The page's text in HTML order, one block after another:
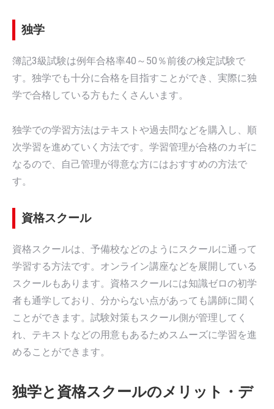
独学
簿記3級試験は例年合格率40～50％前後の検定試験で
す。独学でも十分に合格を目指すことができ、実際に独
学で合格している方もたくさんいます。
独学での学習方法はテキストや過去問などを購入し、順
次学習を進めていく方法です。学習管理が合格のカギに
なるので、自己管理が得意な方にはおすすめの方法で
す。
資格スクール
資格スクールは、予備校などのようにスクールに通って
学習する方法です。オンライン講座などを展開している
スクールもあります。資格スクールには知識ゼロの初学
者も通学しており、分からない点があっても講師に聞く
ことができます。試験対策もスクール側が管理してく
れ、テキストなどの用意もあるためスムーズに学習を進
めることができます。
独学と資格スクールのメリット・デ